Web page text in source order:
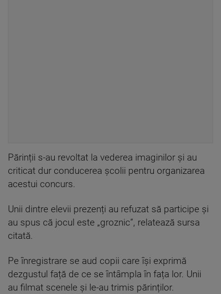
Părinții s-au revoltat la vederea imaginilor și au
criticat dur conducerea școlii pentru organizarea
acestui concurs.
Unii dintre elevii prezenți au refuzat să participe și
au spus că jocul este „groznic”, relatează sursa
citată.
Pe înregistrare se aud copii care își exprimă
dezgustul față de ce se întâmpla în fața lor. Unii
au filmat scenele și le-au trimis părinților.